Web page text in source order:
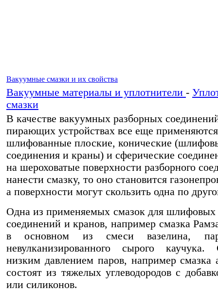
Вакуумные смазки и их свойства
Вакуумные материалы и уплотнители -
смазки
В качестве вакуумных разборных
пирающих устройствах все еще применяются
шлифован­ные плоские, конические
соединения и краны) и сферические
на шероховатые поверх­ности разборного
нанести смазку, то оно ста­новится
а поверхности могут сколь­зить одна по
Одна из применяемых смазок для шлифовых
соединений и кранов, например смазка
в основном из смеси вазелина,
невулканизированного сырого
низким давлением паров, например смазка
состоят из тяжелых углеводородов с
или силиконов.